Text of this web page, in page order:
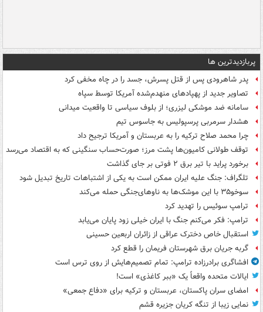
پربازدیدترین ها
پدر شاهرودی پس از قتل پسرش، جسد را در چاه مخفی کرد
تصاویر جدید از پهپادهای منهدم‌شده آمریکا توسط سپاه
سامانه ضد موشکی لیزری؛ از بلوف سیاسی تا واقعیت میدانی
هشدار سرمربی پرسپولیس به جاسوس تیم
چرا محمد صلاح ترکیه را به عربستان و آمریکا ترجیح داد
توقف طولانی کامیون‌ها پشت مرز؛ صورت‌حساب سنگینی که به اقتصاد می‌رسد
برخورد پراید با تیر برق ۲ فوتی بر جای گذاشت
تلگراف: جنگ علیه ایران ممکن است به یکی از اشتباهات تاریخ تبدیل شود
سوخو۳۵ با این موشک‌ها به ناوهای‌جنگی حمله می‌کند
ترامپ سوئیس را تهدید کرد
ترامپ: فکر می‌کنم جنگ با ایران خیلی زود پایان می‌یابد
استقبال خاص دخترک عراقی از زائران اربعین حسینی
گربه جریان برق شهرستان فریمان را قطع کرد
افشاگری برادرزاده ترامپ: تمام تصمیم‌هایش از روی ترس است
ایالات متحده واقعاً یک «ببر کاغذی» است!
امضای سران پاکستان، عربستان و ترکیه برای «دفاع جمعی»
نمایی زیبا از تنگه کریان جزیره قشم